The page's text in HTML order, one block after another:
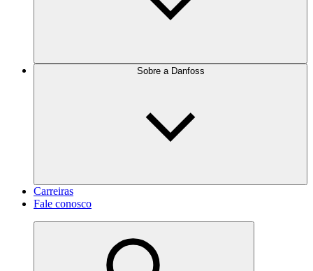
Sobre a Danfoss
Carreiras
Fale conosco